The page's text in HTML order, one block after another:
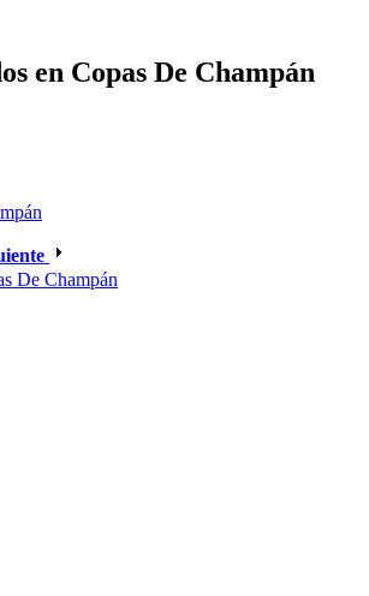
en Copas De Champán
De Champán